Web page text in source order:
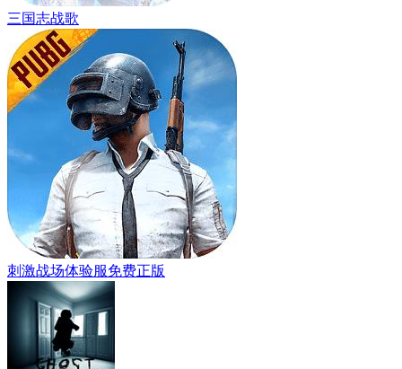
三国志战歌
刺激战场体验服免费正版